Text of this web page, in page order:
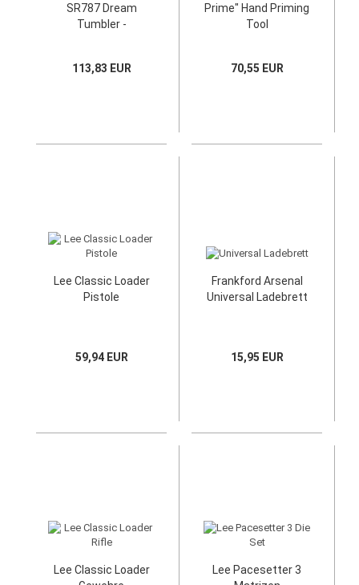
SR787 Dream
Tumbler -
113,83 EUR
Prime" Hand Priming
Tool
70,55 EUR
Lee Classic Loader
Pistole
59,94 EUR
Frankford Arsenal
Universal Ladebrett
15,95 EUR
Lee Classic Loader
Lee Pacesetter 3